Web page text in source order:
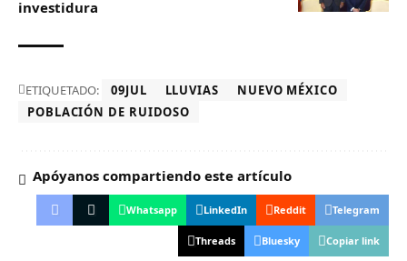
investidura
ETIQUETADO: 09JUL LLUVIAS
NUEVO MÉXICO
POBLACIÓN DE RUIDOSO
Apóyanos compartiendo este artículo
Whatsapp LinkedIn Reddit Telegram
Threads Bluesky Copiar link